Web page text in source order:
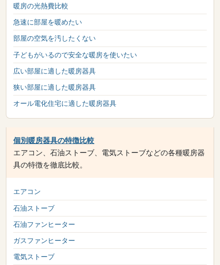
暖房の光熱費比較
急速に部屋を暖めたい
部屋の空気を汚したくない
子どもがいるので安全な暖房を使いたい
広い部屋に適した暖房器具
狭い部屋に適した暖房器具
オール電化住宅に適した暖房器具
個別暖房器具の特徴比較
エアコン、石油ストーブ、電気ストーブなどの各種暖房器
具の特徴を徹底比較。
エアコン
石油ストーブ
石油ファンヒーター
ガスファンヒーター
電気ストーブ